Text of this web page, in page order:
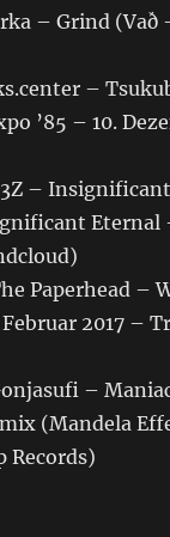
– Grind (Vað
–
’85 – 10.
–
Eternal
Paperhead –
Februar 2017 –
–
(Mandela
Records)